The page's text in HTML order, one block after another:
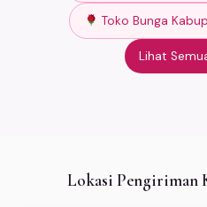
Toko Bunga
Lihat
Lokasi Pengiriman